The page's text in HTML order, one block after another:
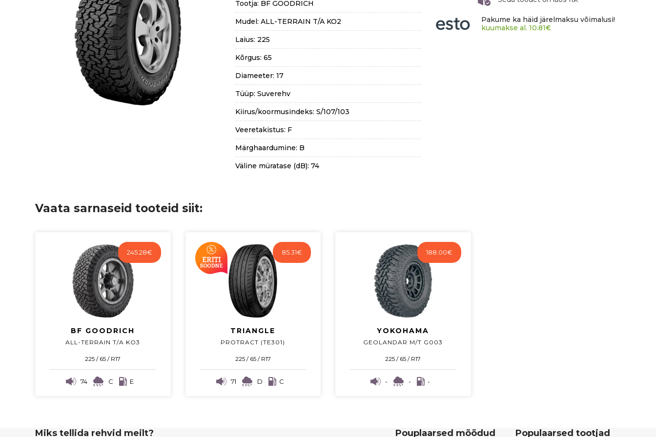
Tootja: BF GOODRICH
Mudel: ALL-TERRAIN T/A KO2
Laius: 225
Kõrgus: 65
Diameeter: 17
Tüüp: Suverehv
Kiirus/koormusindeks: S/107/103
Veeretakistus: F
Märghaardumine: B
Väline müratase (dB): 74
Pakume ka häid järelmaksu võimalusi!
kuumakse al. 10.81€
Vaata sarnaseid tooteid siit:
245.28€
BF GOODRICH
ALL-TERRAIN T/A KO3
225 / 65 / R17
74 C E
85.31€
TRIANGLE
PROTRACT (TE301)
225 / 65 / R17
71 D C
188.00€
YOKOHAMA
GEOLANDAR M/T G003
225 / 65 / R17
- - -
Miks tellida rehvid meilt? Pouplaarsed mõõdud Populaarsed tootjad